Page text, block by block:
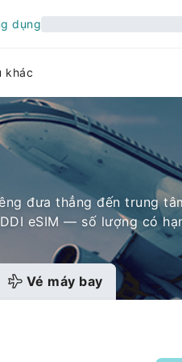
dụng
khác
đưa thẳng đến trung
eSIM — số lượng có
Vé máy bay